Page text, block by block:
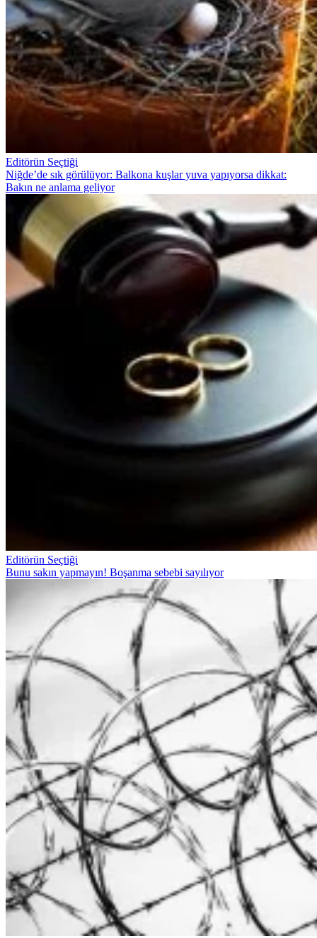
Editörün Seçtiği
Niğde’de sık görülüyor: Balkona kuşlar yuva yapıyorsa dikkat:
Bakın ne anlama geliyor
Editörün Seçtiği
Bunu sakın yapmayın! Boşanma sebebi sayılıyor